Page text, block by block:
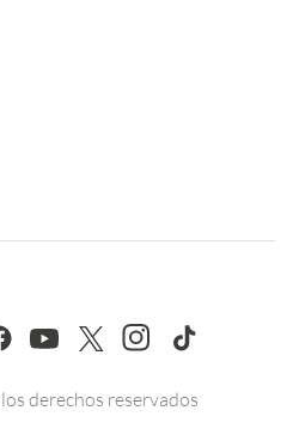
derechos reservados